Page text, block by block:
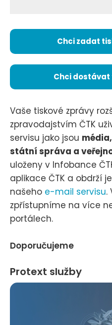
Chci zadat
Chci dostávat
Vaše tiskové zprávy
zpravodajstvím ČTK
servisu jako jsou
státní správa a
uloženy v Infobance
aplikace ČTK a obdrží
našeho e-mail servisu.
zpřístupníme na více
portálech.
Doporučujeme
Protext služby